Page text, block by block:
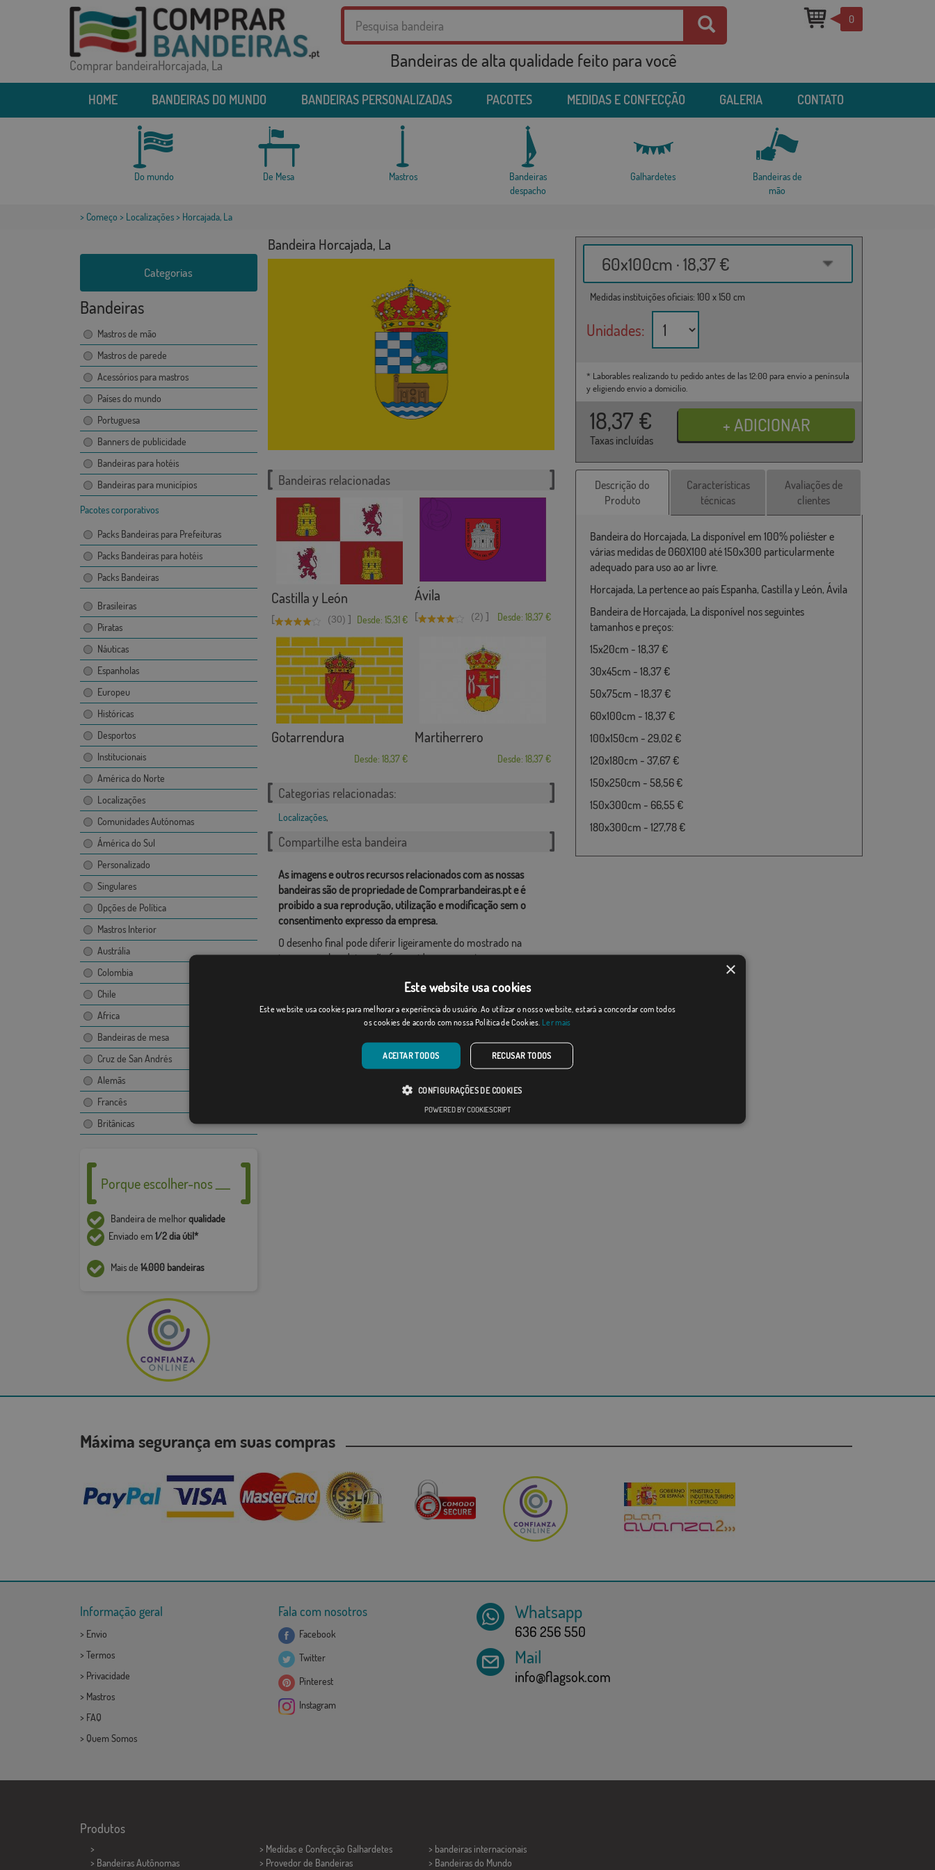
Comprar bandeiraHorcajada, La Bandeiras de alta qualidade feito para você
0
HOME BANDEIRAS DO MUNDO BANDEIRAS PERSONALIZADAS PACOTES MEDIDAS E CONFECÇÃO GALERIA CONTATO
Do mundo De Mesa Mastros
Bandeiras
despacho
Galhardetes
Bandeiras de
mão
> Começo > Localizações> Horcajada, La
Categorias
Bandeiras
Mastros de mão
Mastros de parede
Acessórios para mastros
Países do mundo
Portuguesa
Banners de publicidade
Bandeiras para hotéis
Bandeiras para municípios
Pacotes corporativos
Packs Bandeiras para Prefeituras
Packs Bandeiras para hotéis
Packs Bandeiras
Brasileiras
Piratas
Náuticas
Espanholas
Europeu
Históricas
Desportos
Institucionais
América do Norte
Localizações
Comunidades Autónomas
Ámérica do Sul
Personalizado
Singulares
Opções de Política
Mastros Interior
Austrália
Colombia
Chile
Africa
Bandeiras de mesa
Cruz de San Andrés
Alemãs
Francês
Britânicas
Porque escolher-nos ___
Bandeira de melhorqualidade
Enviado em1/2 dia útil*
Mais de 14.000 bandeiras
Bandeira Horcajada, La
60x100cm · 18,37 €
Medidas instituições oficiais: 100 x 150 cm
Unidades:
* Laborables realizando tu pedido antes de las 12:00 para envío a península
y eligiendo envío a domicilio.
18,37 €
Taxas incluídas
Bandeiras relacionadas
Castilla y León
[ (30) ] Desde: 15,31 €
Ávila
[ (2) ] Desde: 18,37 €
Gotarrendura
Desde: 18,37 €
Martiherrero
Desde: 18,37 €
Categorias relacionadas:
Localizações,
Compartilhe esta bandeira
As imagens e outros recursos relacionados com as nossas
bandeiras são de propriedade de Comprarbandeiras.pt e é
proibido a sua reprodução, utilização e modificação sem o
consentimento expresso da empresa.
O desenho final pode diferir ligeiramente do mostrado na
imagem, as bandeiras são fornecidas sem mastro.
+ / - 5% nas dimensões finais e tons de cores.
Descrição do
Produto
Características
técnicas
Avaliações de
clientes
Bandeira do Horcajada, La disponível em 100% poliéster e
várias medidas de 060X100 até 150x300 particularmente
adequado para uso ao ar livre.
Horcajada, La pertence ao país Espanha, Castilla y León, Ávila
Bandeira de Horcajada, La disponível nos seguintes
tamanhos e preços:
15x20cm - 18,37 €
30x45cm - 18,37 €
50x75cm - 18,37 €
60x100cm - 18,37 €
100x150cm - 29,02 €
120x180cm - 37,67 €
150x250cm - 58,56 €
150x300cm - 66,55 €
180x300cm - 127,78 €
Máxima segurança em suas compras
Informação geral
> Envio
> Termos
> Privacidade
> Mastros
> FAQ
> Quem Somos
Fala com nosotros
Facebook
Twitter
Pinterest
Instagram
Whatsapp
636 256 550
Mail
info@flagsok.com
Produtos
>
> Bandeiras Autônomas
> Medidas e Confecção Galhardetes
> Provedor de Bandeiras
> bandeiras internacionais
> Bandeiras do Mundo
×
Este website usa cookies
Este website usa cookies para melhorar a experiência do usuário. Ao utilizar o nosso website, estará a concordar com todos
os cookies de acordo com nossa Política de Cookies. Ler mais
ACEITAR TODOS RECUSAR TODOS
CONFIGURAÇÕES DE COOKIES
POWERED BY COOKIESCRIPT